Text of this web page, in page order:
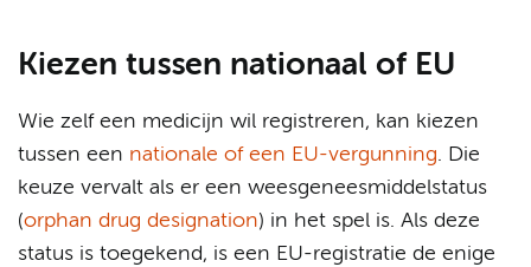
Kiezen tussen nationaal of EU
Wie zelf een medicijn wil registreren, kan kiezen
tussen een nationale of een EU-vergunning. Die
keuze vervalt als er een weesgeneesmiddelstatus
(orphan drug designation) in het spel is. Als deze
status is toegekend, is een EU-registratie de enige